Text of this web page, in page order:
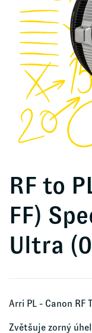
RF to
FF)
Ultra
Arri PL - Canon RF
Zvětšuje zorný